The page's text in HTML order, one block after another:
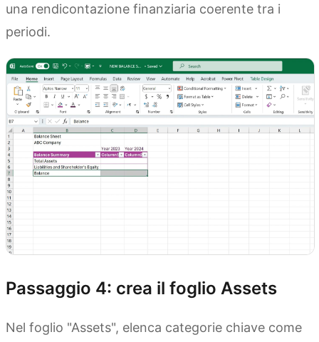
una rendicontazione finanziaria coerente tra i
periodi.
Passaggio 4: crea il foglio Assets
Nel foglio "Assets", elenca categorie chiave come